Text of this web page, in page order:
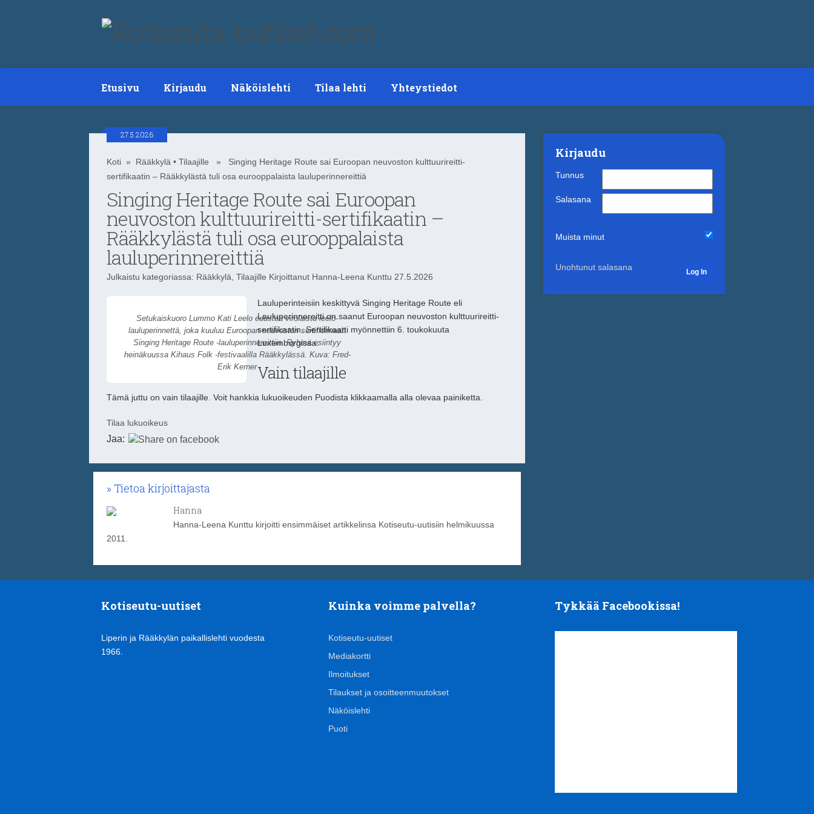
Etusivu Kirjaudu Näköislehti Tilaa lehti Yhteystiedot
27.5.2026
Koti» Rääkkylä • Tilaajille » Singing Heritage Route sai Euroopan neuvoston kulttuurireitti-
sertifikaatin – Rääkkylästä tuli osa eurooppalaista lauluperinnereittiä
Singing Heritage Route sai Euroopan
neuvoston kulttuurireitti-sertifikaatin –
Rääkkylästä tuli osa eurooppalaista
lauluperinnereittiä
Julkaistu kategoriassa: Rääkkylä Tilaajille Kirjoittanut Hanna-Leena Kunttu 27.5.2026
Setukaiskuoro Lummo Kati Leelo edustaa virolaista leelo-
lauluperinnettä, joka kuuluu Euroopan neuvoston sertifioimaan
Singing Heritage Route -lauluperinnereittiin. Ryhmä esiintyy
heinäkuussa Kihaus Folk -festivaalilla Rääkkylässä. Kuva: Fred-
Erik Kerner
Lauluperinteisiin keskittyvä Singing Heritage Route eli
Lauluperinnereitti on saanut Euroopan neuvoston kulttuurireitti-
sertifikaatin. Sertifikaatti myönnettiin 6. toukokuuta
Luxemburgissa.
Vain tilaajille
Tämä juttu on vain tilaajille. Voit hankkia lukuoikeuden Puodista klikkaamalla alla olevaa painiketta.
Tilaa lukuoikeus
Jaa:
Tietoa kirjoittajasta
Hanna
Hanna-Leena Kunttu kirjoitti ensimmäiset artikkelinsa Kotiseutu-uutisiin helmikuussa
2011.
Kirjaudu
Tunnus
Salasana
Muista minut
Unohtunut salasana
Kotiseutu-uutiset
Liperin ja Rääkkylän paikallislehti vuodesta
1966.
Kuinka voimme palvella?
Kotiseutu-uutiset
Mediakortti
Ilmoitukset
Tilaukset ja osoitteenmuutokset
Näköislehti
Puoti
Tykkää Facebookissa!